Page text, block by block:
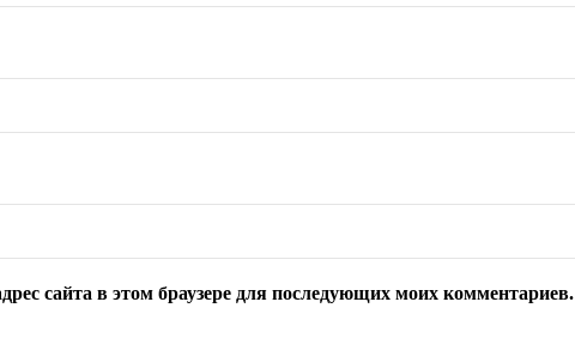
сайта в этом браузере для последующих моих комментариев.